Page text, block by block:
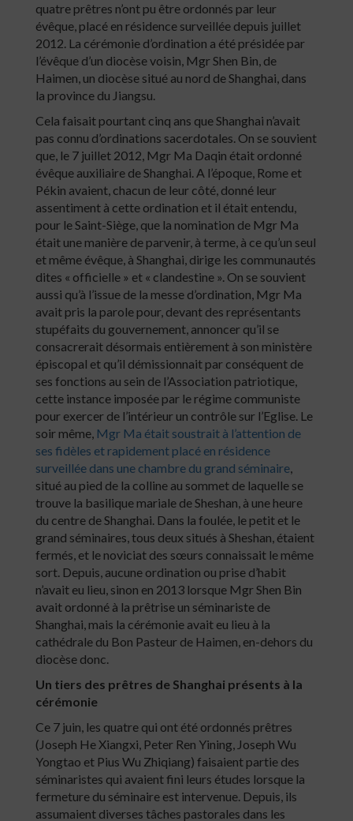
quatre prêtres n’ont pu être ordonnés par leur
évêque, placé en résidence surveillée depuis juillet
2012. La cérémonie d’ordination a été présidée par
l’évêque d’un diocèse voisin, Mgr Shen Bin, de
Haimen, un diocèse situé au nord de Shanghai, dans
la province du Jiangsu.
Cela faisait pourtant cinq ans que Shanghai n’avait
pas connu d’ordinations sacerdotales. On se souvient
que, le 7 juillet 2012, Mgr Ma Daqin était ordonné
évêque auxiliaire de Shanghai. A l’époque, Rome et
Pékin avaient, chacun de leur côté, donné leur
assentiment à cette ordination et il était entendu,
pour le Saint-Siège, que la nomination de Mgr Ma
était une manière de parvenir, à terme, à ce qu’un seul
et même évêque, à Shanghai, dirige les communautés
dites « officielle » et « clandestine ». On se souvient
aussi qu’à l’issue de la messe d’ordination, Mgr Ma
avait pris la parole pour, devant des représentants
stupéfaits du gouvernement, annoncer qu’il se
consacrerait désormais entièrement à son ministère
épiscopal et qu’il démissionnait par conséquent de
ses fonctions au sein de l’Association patriotique,
cette instance imposée par le régime communiste
pour exercer de l’intérieur un contrôle sur l’Eglise. Le
soir même, Mgr Ma était soustrait à l’attention de
ses fidèles et rapidement placé en résidence
surveillée dans une chambre du grand séminaire,
situé au pied de la colline au sommet de laquelle se
trouve la basilique mariale de Sheshan, à une heure
du centre de Shanghai. Dans la foulée, le petit et le
grand séminaires, tous deux situés à Sheshan, étaient
fermés, et le noviciat des sœurs connaissait le même
sort. Depuis, aucune ordination ou prise d’habit
n’avait eu lieu, sinon en 2013 lorsque Mgr Shen Bin
avait ordonné à la prêtrise un séminariste de
Shanghai, mais la cérémonie avait eu lieu à la
cathédrale du Bon Pasteur de Haimen, en-dehors du
diocèse donc.
Un tiers des prêtres de Shanghai présents à la
cérémonie
Ce 7 juin, les quatre qui ont été ordonnés prêtres
(Joseph He Xiangxi, Peter Ren Yining, Joseph Wu
Yongtao et Pius Wu Zhiqiang) faisaient partie des
séminaristes qui avaient fini leurs études lorsque la
fermeture du séminaire est intervenue. Depuis, ils
assumaient diverses tâches pastorales dans les